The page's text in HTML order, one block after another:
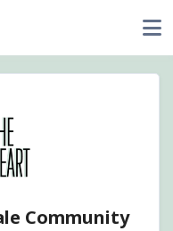
Community